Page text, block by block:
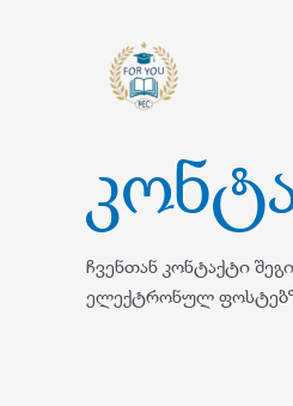
ჩვენთან კონტაქტი
ელექტრონულ